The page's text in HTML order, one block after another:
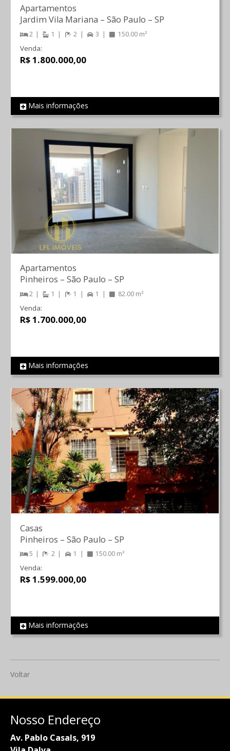
REF 824
Apartamentos
Jardim Vila Mariana – São Paulo – SP
2 1 2 3 150.00 m²
Venda:
R$ 1.800.000,00
Mais informações
REF 821
Apartamentos
Pinheiros – São Paulo – SP
2 1 1 1 82.00 m²
Venda:
R$ 1.700.000,00
Mais informações
REF 315
Casas
Pinheiros – São Paulo – SP
5 2 1 150.00 m²
Venda:
R$ 1.599.000,00
Mais informações
Voltar
Nosso Endereço
Av. Pablo Casals, 919